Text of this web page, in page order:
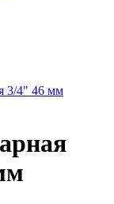
3/4" 46 мм